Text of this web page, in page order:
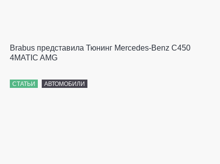
Brabus представила Тюнинг Mercedes-Benz C450
4MATIC AMG
СТАТЬИ АВТОМОБИЛИ